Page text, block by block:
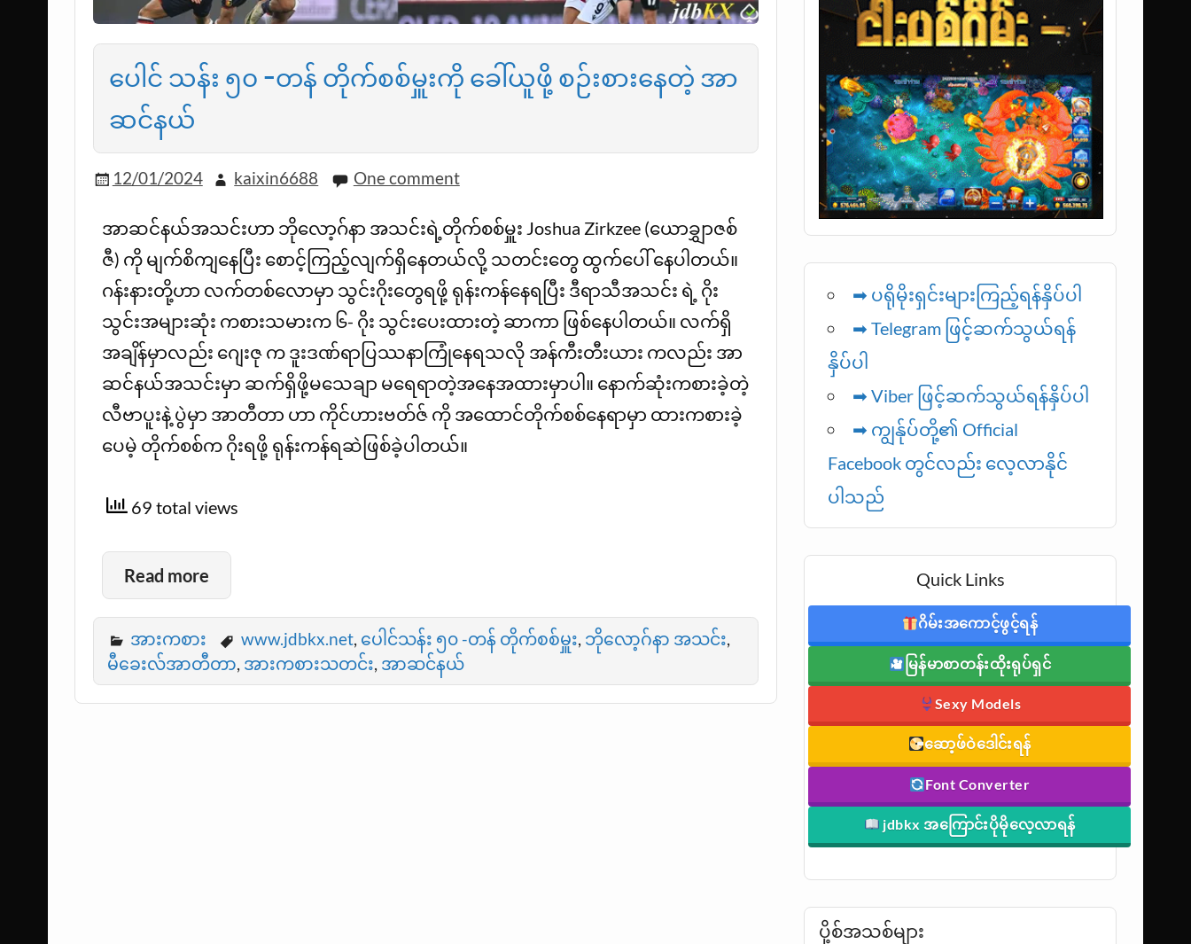
ပေါင် သန်း ၅၀ -တန် တိုက်စစ်မှူးကို ခေါ်ယူဖို့ စဉ်းစားနေတဲ့ အာ
ဆင်နယ်
12/01/2024 kaixin6688 One comment
အာဆင်နယ်အသင်းဟာ ဘိုလော့ဂ်နာ အသင်းရဲ့တိုက်စစ်မှူး Joshua Zirkzee (ယောချွှာဇစ်
ဇီ) ကို မျက်စိကျနေပြီး စောင့်ကြည့်လျက်ရှိနေတယ်လို့ သတင်းတွေ ထွက်ပေါ် နေပါတယ်။
ဂန်းနားတို့ဟာ လက်တစ်လောမှာ သွင်းဂိုးတွေရဖို့ ရုန်းကန်နေရပြီး ဒီရာသီအသင်း ရဲ့ ဂိုး
သွင်းအများဆုံး ကစားသမားက ၆- ဂိုး သွင်းပေးထားတဲ့ ဆာကာ ဖြစ်နေပါတယ်။ လက်ရှိ
အချိန်မှာလည်း ဂျေးဇု က ဒူးဒဏ်ရာပြဿနာကြုံနေရသလို အန်ကီးတီးယား ကလည်း အာ
ဆင်နယ်အသင်းမှာ ဆက်ရှိဖို့မသေချာ မရေရာတဲ့အနေအထားမှာပါ။ နောက်ဆုံးကစားခဲ့တဲ့
လီဗာပူးနဲ့ ပွဲမှာ အာတီတာ ဟာ ကိုင်ဟားဗတ်ဇ် ကို အထောင်တိုက်စစ်နေရာမှာ ထားကစားခဲ့
ပေမဲ့ တိုက်စစ်က ဂိုးရဖို့ ရုန်းကန်ရဆဲဖြစ်ခဲ့ပါတယ်။
69 total views
Read more
အားကစား www.jdbkx.net, ပေါင်သန်း ၅၀ -တန် တိုက်စစ်မှူး, ဘိုလော့ဂ်နာ အသင်း,
မီခေးလ်အာတီတာ, အားကစားသတင်း, အာဆင်နယ်
➡ ပရိုမိုးရှင်းများကြည့်ရန်နှိပ်ပါ
➡ Telegram ဖြင့်ဆက်သွယ်ရန်
နှိပ်ပါ
➡Viber ဖြင့်ဆက်သွယ်ရန်နှိပ်ပါ
➡ ကျွန်ုပ်တို့၏ Official
Facebook တွင်လည်း လေ့လာနိုင်
ပါသည်
Quick Links
ဂိမ်းအကောင့်ဖွင့်ရန်
မြန်မာစာတန်းထိုးရုပ်ရှင်
Sexy Models
ဆော့ဖ်ဝဲဒေါင်းရန်
Font Converter
jdbkx အကြောင်းပိုမိုလေ့လာရန်
ပို့စ်အသစ်များ